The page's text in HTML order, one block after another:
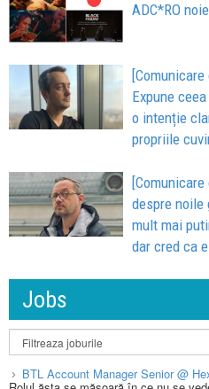
ADC*RO
Expune
o intenție
propriile
despre noile
mult mai
dar cred ca
Jobs
BTL Account Manager Senior @